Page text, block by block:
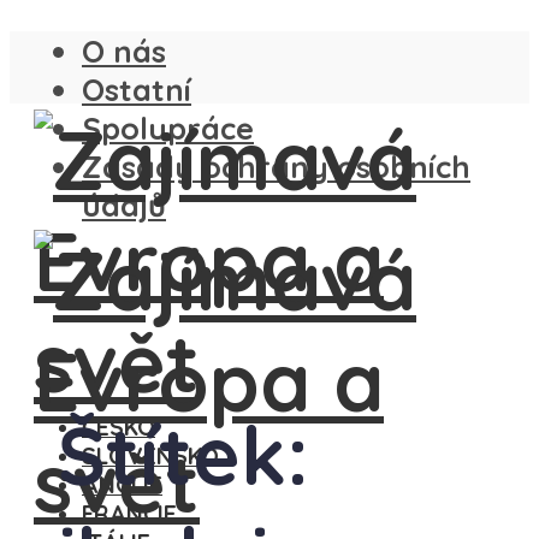
O nás
Ostatní
Spolupráce
Zásady ochrany osobních
údajů
ČESKO
SLOVENSKO
ANGLIE
FRANCIE
Štítek: